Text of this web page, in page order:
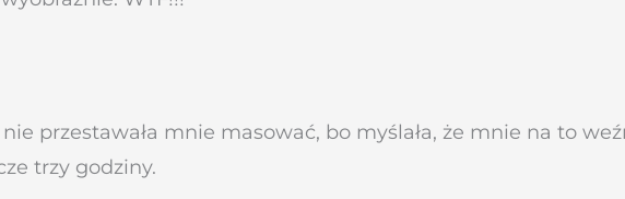
przestawała mnie masować, bo myślała, że mnie na to
trzy godziny.